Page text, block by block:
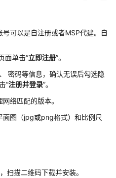
号可以是自注册或者MSP代建。自
面单击“立即注册”。
密码等信息，确认无误后勾选隐
“注册并登录”。
络匹配的版本。
面图（jpg或png格式）和比例尺
扫描二维码下载并安装。